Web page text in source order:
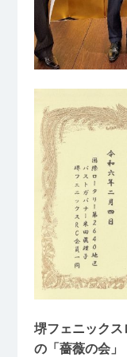
堺フェニック
の「薔薇の会」